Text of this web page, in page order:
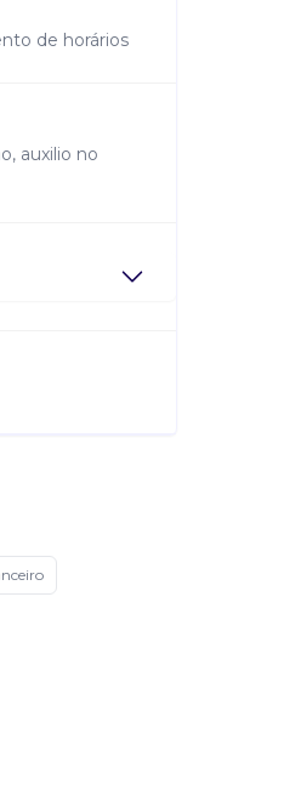
de horários
auxilio no